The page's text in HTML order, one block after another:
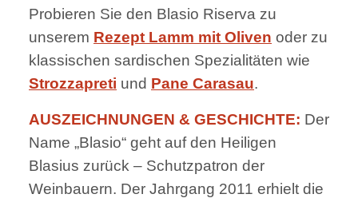
Probieren Sie den Blasio Riserva zu
unserem Rezept Lamm mit Oliven oder zu
klassischen sardischen Spezialitäten wie
Strozzapreti und Pane Carasau.
AUSZEICHNUNGEN & GESCHICHTE: Der
Name „Blasio“ geht auf den Heiligen
Blasius zurück – Schutzpatron der
Weinbauern. Der Jahrgang 2011 erhielt die